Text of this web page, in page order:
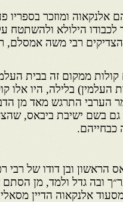
אלנקאוה ומוזכר בספריו
לכבודו הילולא ולהשתטח
רבי משה אמסלם,
ממקום זה בבית
העלמין) בלילה, היו אלו
הערבי התרגש מאד מן
בשם ישיבת ביבאס,
כבחייהם.
הראשון ובן דודו של רבי
ובה גדל ולמד, מן הסתם
אלנקאוה הדיין